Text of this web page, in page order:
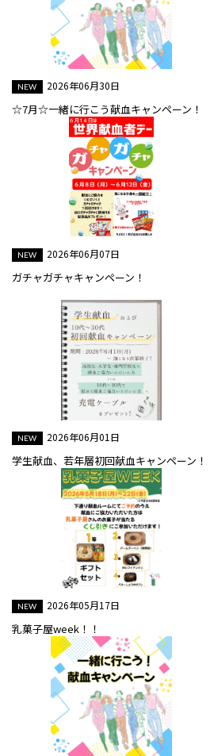
2026年06月30日
☆7月☆一緒に行こう献血キャンペーン！
2026年06月07日
ガチャガチャキャンペーン！
2026年06月01日
学生献血、若年層初回献血キャンペーン！
2026年05月17日
乳菓子屋week！！